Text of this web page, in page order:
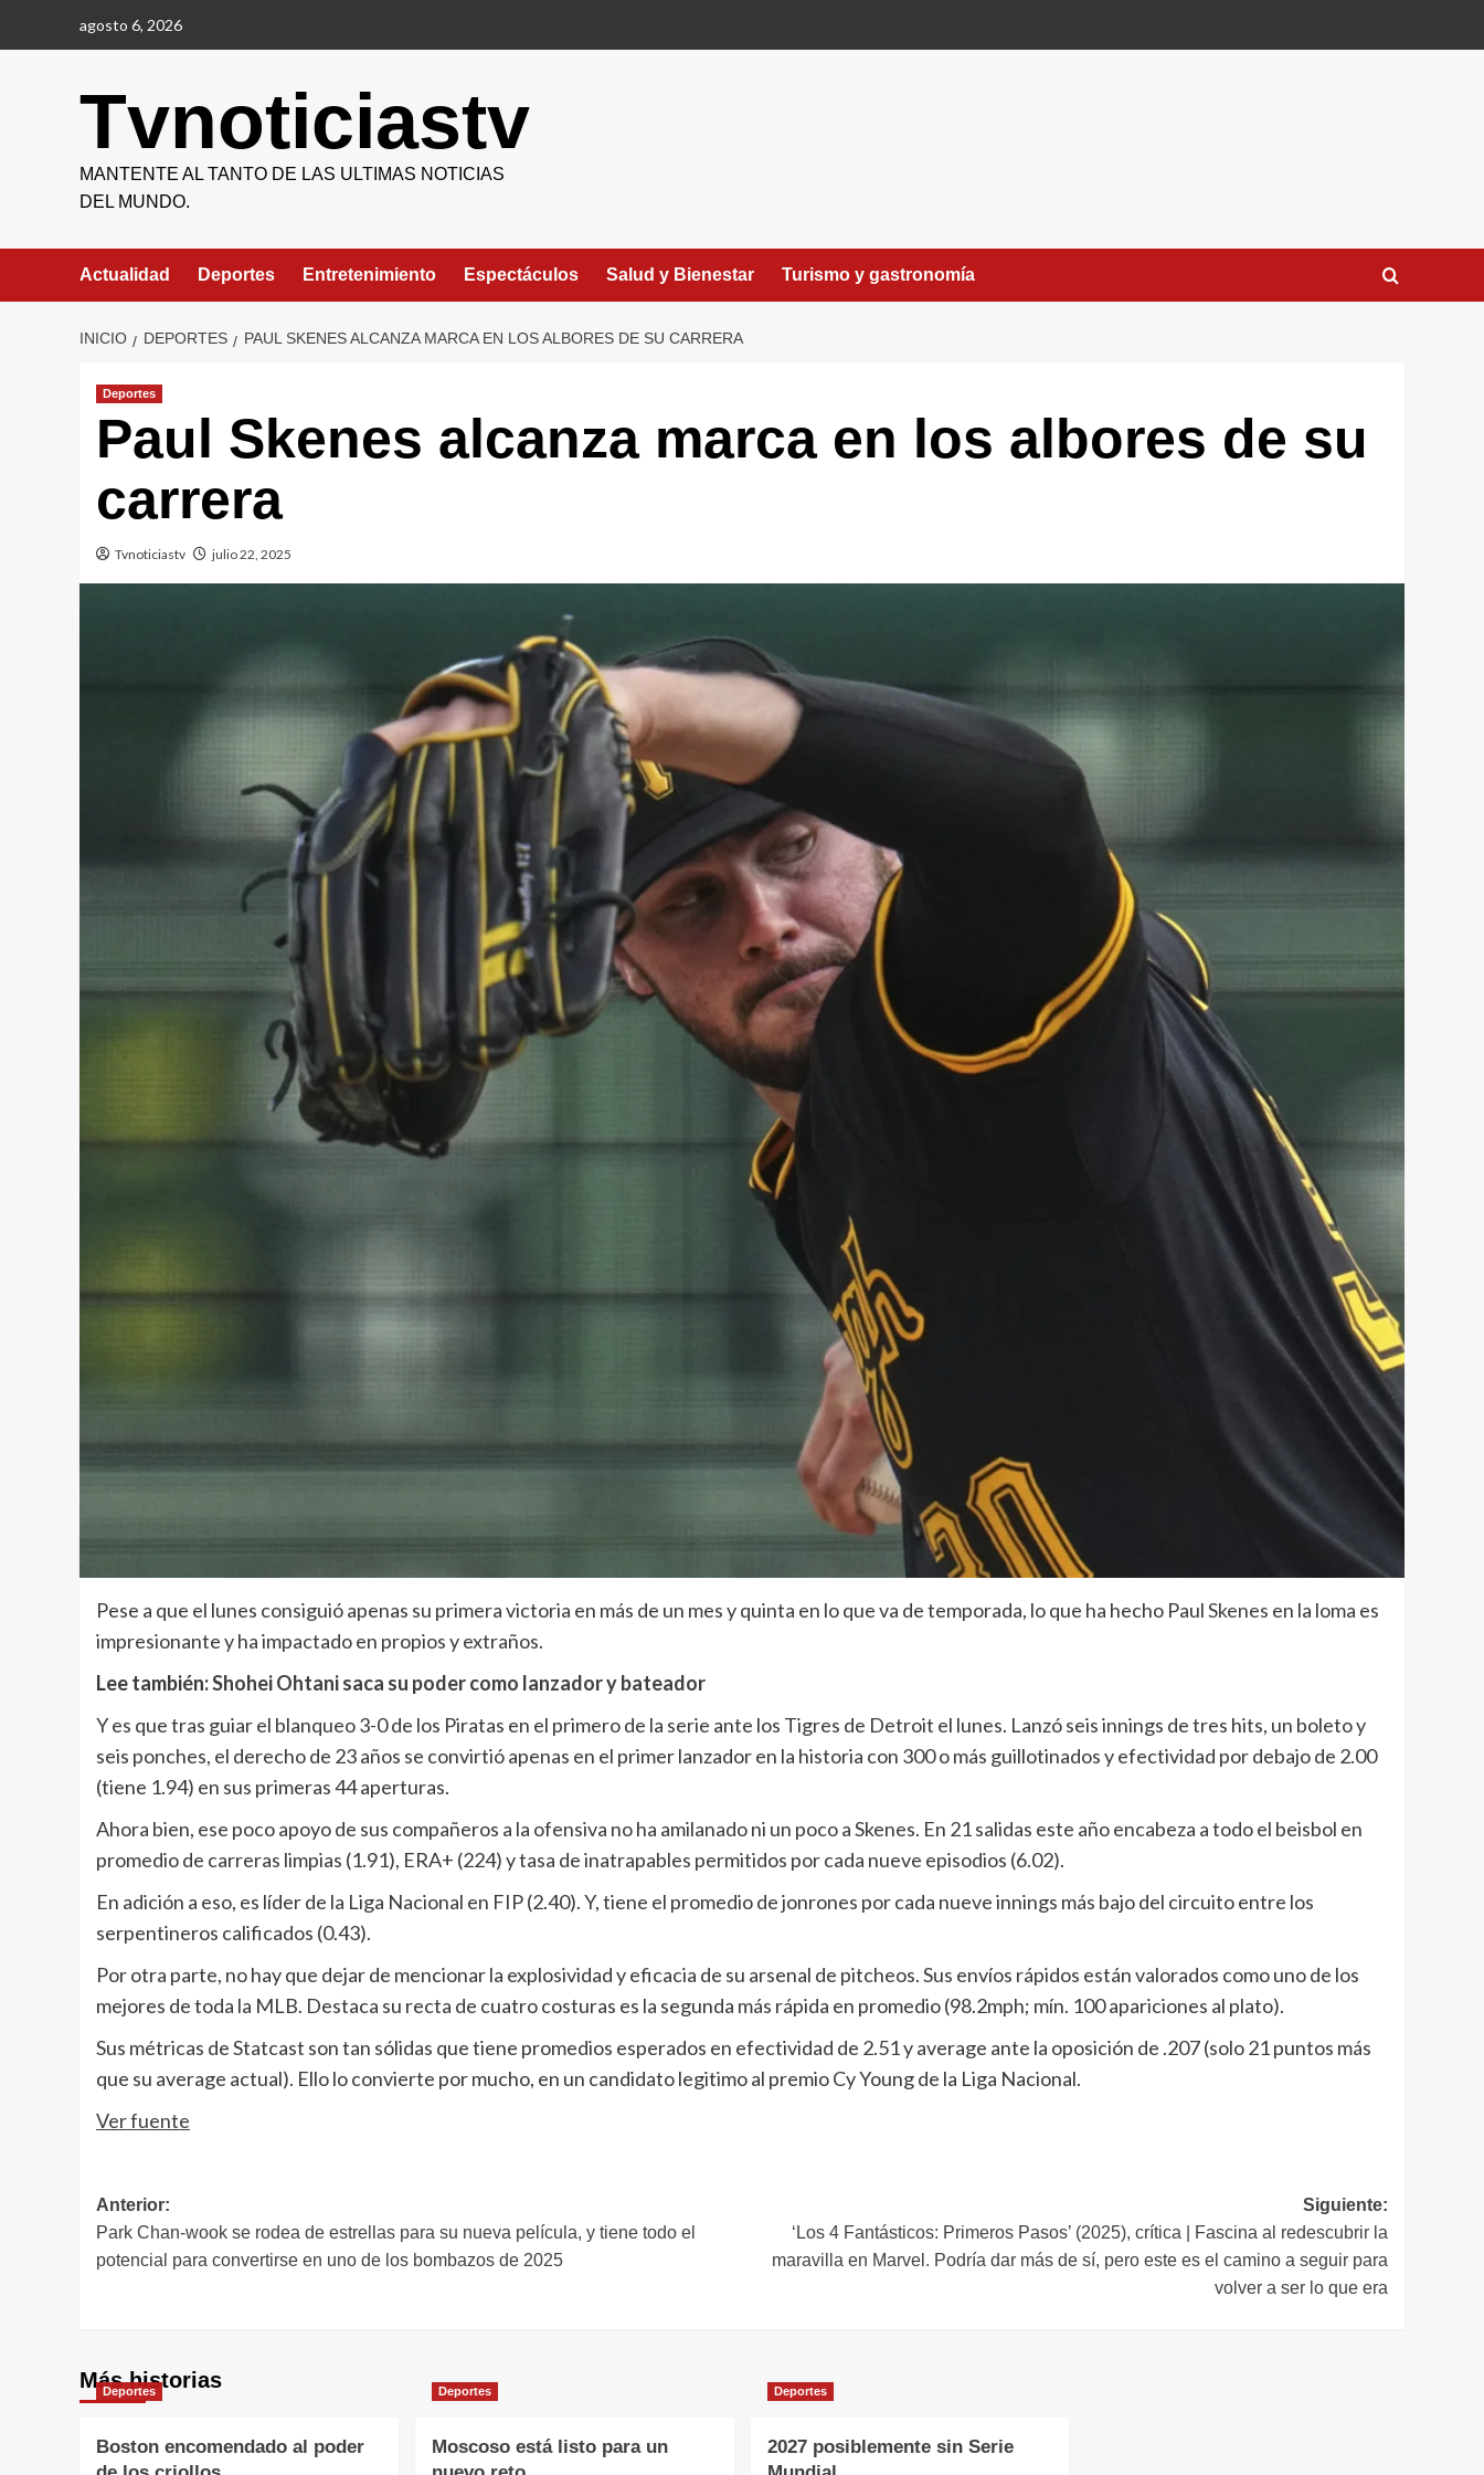
agosto 6, 2026
Tvnoticiastv
MANTENTE AL TANTO DE LAS ULTIMAS NOTICIAS
DEL MUNDO.
Actualidad Deportes Entretenimiento Espectáculos Salud y Bienestar Turismo y gastronomía
INICIO DEPORTES PAUL SKENES ALCANZA MARCA EN LOS ALBORES DE SU CARRERA
Deportes
Paul Skenes alcanza marca en los albores de su
carrera
Tvnoticiastv julio 22, 2025
Pese a que el lunes consiguió apenas su primera victoria en más de un mes y quinta en lo que va de temporada, lo que ha hecho PaulSkenes en la loma es
impresionante y ha impactado en propios y extraños.
Lee también:Shohei Ohtani saca su poder como lanzador y bateador
Y es que tras guiar el blanqueo 3-0 de los Piratas en el primero de la serie ante los Tigres de Detroit el lunes. Lanzó seis innings de tres hits, un boleto y
seis ponches, el derecho de 23 años se convirtió apenas en el primer lanzador en la historia con 300 o más guillotinados y efectividad por debajo de 2.00
(tiene 1.94) en sus primeras 44 aperturas.
Ahora bien, ese poco apoyo de sus compañeros a la ofensiva no ha amilanado ni un poco a Skenes. En 21 salidas este año encabeza a todo el beisbol en
promedio de carreras limpias (1.91), ERA+ (224) y tasa de inatrapables permitidos por cada nueve episodios (6.02).
En adición a eso, es líder de la Liga Nacional en FIP (2.40). Y, tiene el promedio de jonrones por cada nueve innings más bajo del circuito entre los
serpentineros calificados (0.43).
Por otra parte, no hay que dejar de mencionar la explosividad y eficacia de su arsenal de pitcheos. Sus envíos rápidos están valorados como uno de los
mejores de toda la MLB. Destaca su recta de cuatro costuras es la segunda más rápida en promedio (98.2mph; mín. 100 apariciones al plato).
Sus métricas de Statcast son tan sólidas que tiene promedios esperados en efectividad de 2.51 y average ante la oposición de .207 (solo 21 puntos más
que su average actual). Ello lo convierte por mucho, en un candidato legitimo al premio Cy Young de la Liga Nacional.
Ver fuente
Navegación
de
entradas
Anterior:
Park Chan-wook se rodea de estrellas para su nueva película, y tiene todo el
potencial para convertirse en uno de los bombazos de 2025
Siguiente:
‘Los 4 Fantásticos: Primeros Pasos’ (2025), crítica | Fascina al redescubrir la
maravilla en Marvel. Podría dar más de sí, pero este es el camino a seguir para
volver a ser lo que era
Más historias
Deportes
Boston encomendado al poder
Deportes
Moscoso está listo para un
Deportes
2027 posiblemente sin Serie